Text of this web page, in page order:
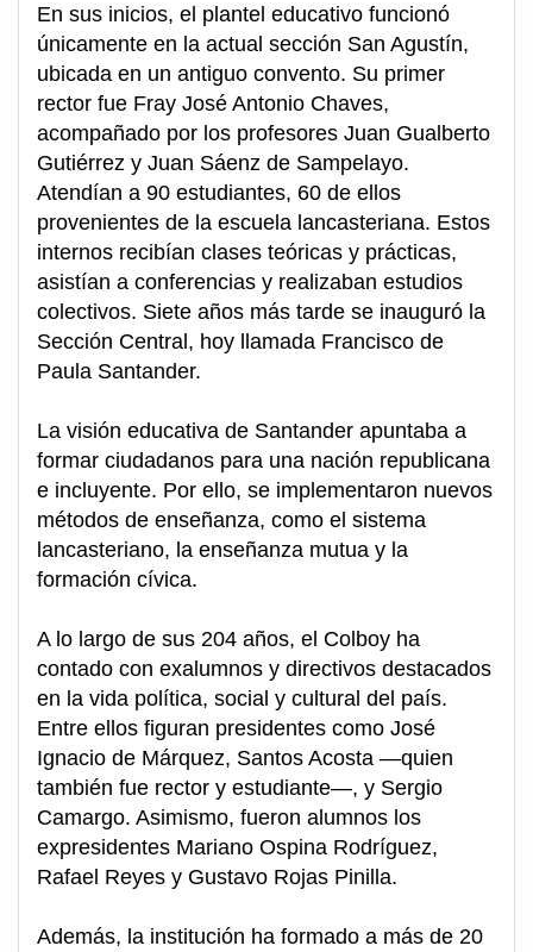
En sus inicios, el plantel educativo funcionó
únicamente en la actual sección San Agustín,
ubicada en un antiguo convento. Su primer
rector fue Fray José Antonio Chaves,
acompañado por los profesores Juan Gualberto
Gutiérrez y Juan Sáenz de Sampelayo.
Atendían a 90 estudiantes, 60 de ellos
provenientes de la escuela lancasteriana. Estos
internos recibían clases teóricas y prácticas,
asistían a conferencias y realizaban estudios
colectivos. Siete años más tarde se inauguró la
Sección Central, hoy llamada Francisco de
Paula Santander.
La visión educativa de Santander apuntaba a
formar ciudadanos para una nación republicana
e incluyente. Por ello, se implementaron nuevos
métodos de enseñanza, como el sistema
lancasteriano, la enseñanza mutua y la
formación cívica.
A lo largo de sus 204 años, el Colboy ha
contado con exalumnos y directivos destacados
en la vida política, social y cultural del país.
Entre ellos figuran presidentes como José
Ignacio de Márquez, Santos Acosta —quien
también fue rector y estudiante—, y Sergio
Camargo. Asimismo, fueron alumnos los
expresidentes Mariano Ospina Rodríguez,
Rafael Reyes y Gustavo Rojas Pinilla.
Además, la institución ha formado a más de 20